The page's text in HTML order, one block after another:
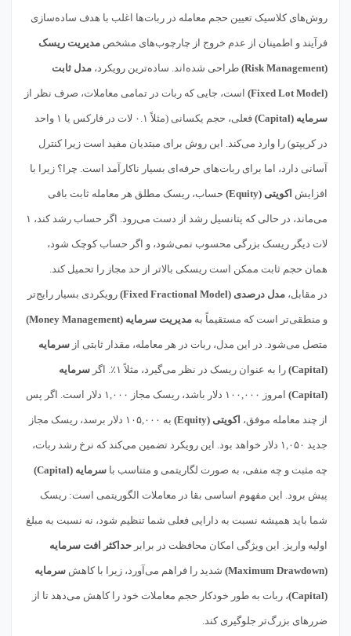
روش‌های کلاسیک تعیین حجم معامله در ربات‌ها اغلب با هدف ساده‌سازی
فرآیند و اطمینان از عدم خروج از چارچوب‌های مشخص مدیریت ریسک
(Risk Management) طراحی شده‌اند. ساده‌ترین رویکرد، مدل ثابت
(Fixed Lot Model) است، جایی که ربات در تمامی معاملات، صرف نظر از
سرمایه (Capital) فعلی، حجم یکسانی (مثلاً ۰.۱ لات در فارکس یا ۱ واحد
در کریپتو) را وارد می‌کند. این روش برای مبتدیان مفید است زیرا کنترل
آسانی دارد، اما برای ربات‌های حرفه‌ای بسیار ناکارآمد است. چرا؟ زیرا با
افزایش اکویتی (Equity) حساب، ریسک مطلق هر معامله ثابت باقی
می‌ماند، در حالی که پتانسیل رشد از دست می‌رود. اگر حساب رشد کند، ۱
لات دیگر ریسک بزرگی محسوب نمی‌شود، و اگر حساب کوچک شود،
همان حجم ثابت ممکن است ریسکی بالاتر از حد مجاز را تحمیل کند.
در مقابل، مدل درصدی (Fixed Fractional Model) رویکردی بسیار رایج‌تر
و منطقی‌تر است که مستقیماً به مدیریت سرمایه (Money Management)
متصل می‌شود. در این مدل، ربات در هر معامله، مقدار ثابتی از سرمایه
(Capital) را به عنوان ریسک در نظر می‌گیرد، مثلاً ۱٪. اگر سرمایه
(Capital) امروز ۱۰۰,۰۰۰ دلار باشد، ریسک مجاز ۱,۰۰۰ دلار است. اگر پس
از چند معامله موفق، اکویتی (Equity) به ۱۰۵,۰۰۰ دلار برسد، ریسک مجاز
جدید ۱,۰۵۰ دلار خواهد بود. این رویکرد تضمین می‌کند که نرخ رشد ربات،
چه مثبت و چه منفی، به صورت لگاریتمی و متناسب با سرمایه (Capital)
پیش برود. این مفهوم اساسی بقا در معاملات الگوریتمی است: ریسک
شما باید همیشه نسبت به دارایی فعلی شما تنظیم شود، نه نسبت به مبلغ
اولیه واریز. این ویژگی امکان محافظت در برابر حداکثر افت سرمایه
(Maximum Drawdown) شدید را فراهم می‌آورد، زیرا با کاهش سرمایه
(Capital) ، ربات به طور خودکار حجم معاملات خود را کاهش می‌دهد تا از
ضررهای بزرگ‌تر جلوگیری کند.